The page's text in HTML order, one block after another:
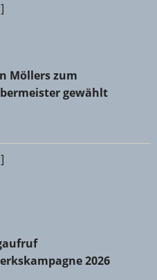
Bingen-Mainz-Worms
Möllers zum
Möllers zum
gewählt
Mainz-Bingen:
Handwerkskampagne
2026